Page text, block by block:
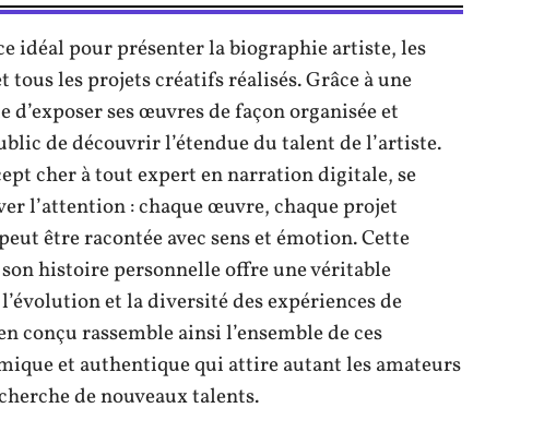
idéal pour présenter la biographie artiste, les
les projets créatifs réalisés. Grâce à une
ses œuvres de façon organisée et
de découvrir l’étendue du talent de l’artiste.
cher à tout expert en narration digitale, se
l’attention : chaque œuvre, chaque projet
être racontée avec sens et émotion. Cette
histoire personnelle offre une véritable
et la diversité des expériences de
conçu rassemble ainsi l’ensemble de ces
et authentique qui attire autant les amateurs
de nouveaux talents.